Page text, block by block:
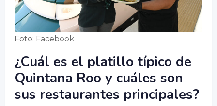
Foto: Facebook
¿Cuál es el platillo típico de
Quintana Roo y cuáles son
sus restaurantes principales?